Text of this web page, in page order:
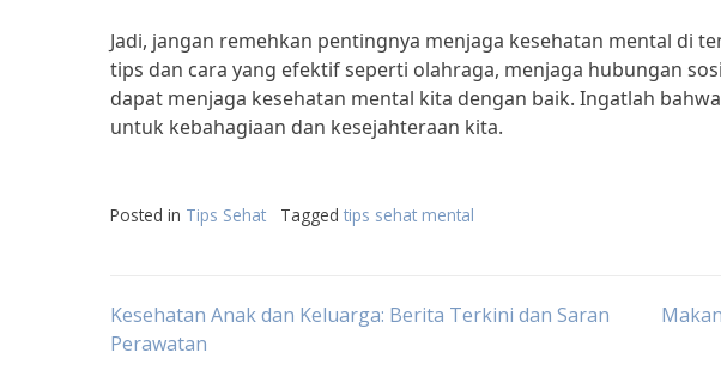
Jadi, jangan remehkan pentingnya menjaga kesehatan mental di
tips dan cara yang efektif seperti olahraga, menjaga hubungan
dapat menjaga kesehatan mental kita dengan baik. Ingatlah
untuk kebahagiaan dan kesejahteraan kita.
Posted in Tips Sehat Tagged tips sehat mental
Post
Kesehatan Anak dan Keluarga: Berita Terkini dan Saran
Perawatan